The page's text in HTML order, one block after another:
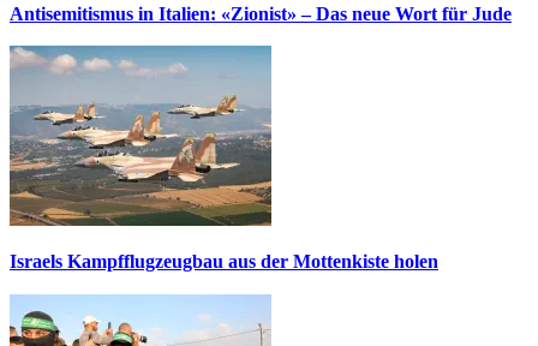
Antisemitismus in Italien: «Zionist» – Das neue Wort für Jude
Israels Kampfflugzeugbau aus der Mottenkiste holen